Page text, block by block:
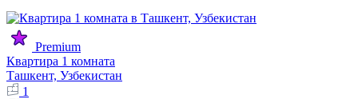
Premium
Квартира 1 комната
Ташкент, Узбекистан
1